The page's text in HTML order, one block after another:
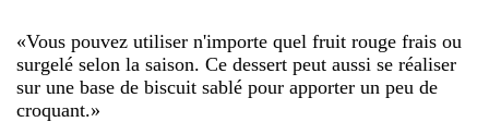
«Vous pouvez utiliser n'importe quel fruit rouge frais ou
surgelé selon la saison. Ce dessert peut aussi se réaliser
sur une base de biscuit sablé pour apporter un peu de
croquant.»